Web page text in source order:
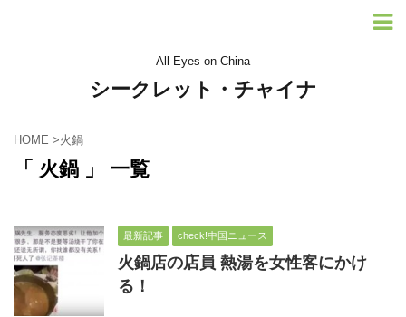
All Eyes on China
シークレット・チャイナ
HOME >火鍋
「 火鍋 」 一覧
最新記事 check!中国ニュース
火鍋店の店員 熱湯を女性客にかけ
る！